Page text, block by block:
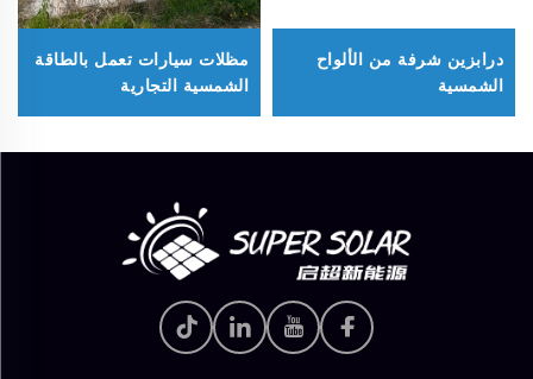
درابزين شرفة من الألواح
الشمسية
مظلات سيارات تعمل بالطاقة
الشمسية التجارية